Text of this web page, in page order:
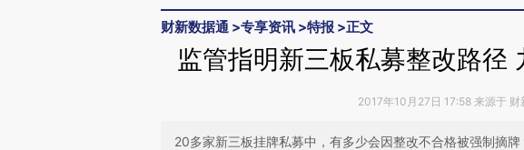
财新数据通 >专享资讯 >特报 >正文
监管指明新三板私募整改路径
2017年10月27日 17:58 来源于 财
20多家新三板挂牌私募中，有多少会因整改不合格被强制摘